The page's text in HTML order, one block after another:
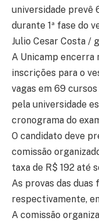
universidade prevê
durante 1ª fase do
Julio Cesar Costa /
A Unicamp encerra
inscrições para o
vagas em 69
pela universidade
cronograma do
O candidato deve
comissão
taxa de R$ 192 até
As provas das duas
respectivamente,
A comissão